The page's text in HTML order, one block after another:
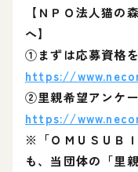
【ＮＰＯ法人猫の
へ】
①まずは応募資格を
https://
②里親希望アンケー
https://
※「ＯＭＵＳＵＢ
も、当団体の「里